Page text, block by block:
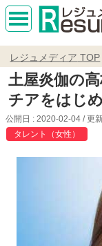
MEN
レジュメディア TOP
土屋炎伽の
チアをはじ
公開日 : 2020-02-04 / 更
タレント（女性）